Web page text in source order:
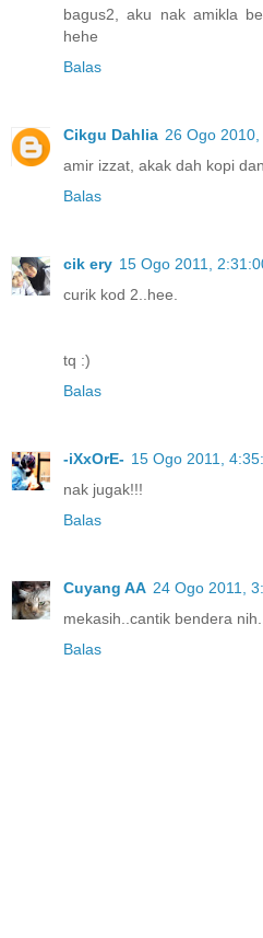
bagus2, aku nak amikla
hehe
Balas
Cikgu Dahlia 26 Ogo 2010,
amir izzat, akak dah kopi
Balas
cik ery 15 Ogo 2011,
curik kod 2..hee.
tq :)
Balas
-iXxOrE- 15 Ogo 2011,
nak jugak!!!
Balas
Cuyang AA 24 Ogo 2011,
mekasih..cantik bendera
Balas